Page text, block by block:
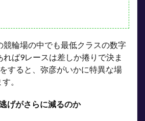
競輪場の中でも最低クラスの数字
れば9レースは差しか捲りで決ま
すると、弥彦がいかに特異な場
。
げがさらに減るのか